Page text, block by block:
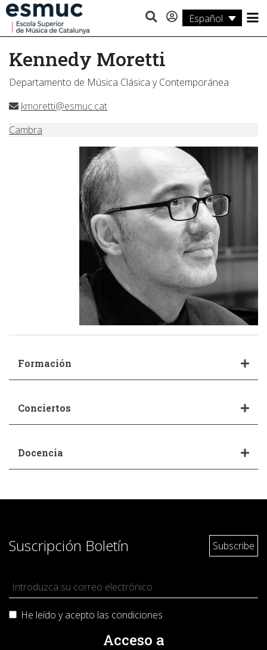
Español
Estudios
Investigación
Servicios
Kennedy Moretti
Departamento de Música Clásica y Contemporánea
kmoretti@esmuc.cat
Cambra
Formación
Conciertos
Docencia
Suscripción Boletín
He leído y acepto las condiciones
Acceso a